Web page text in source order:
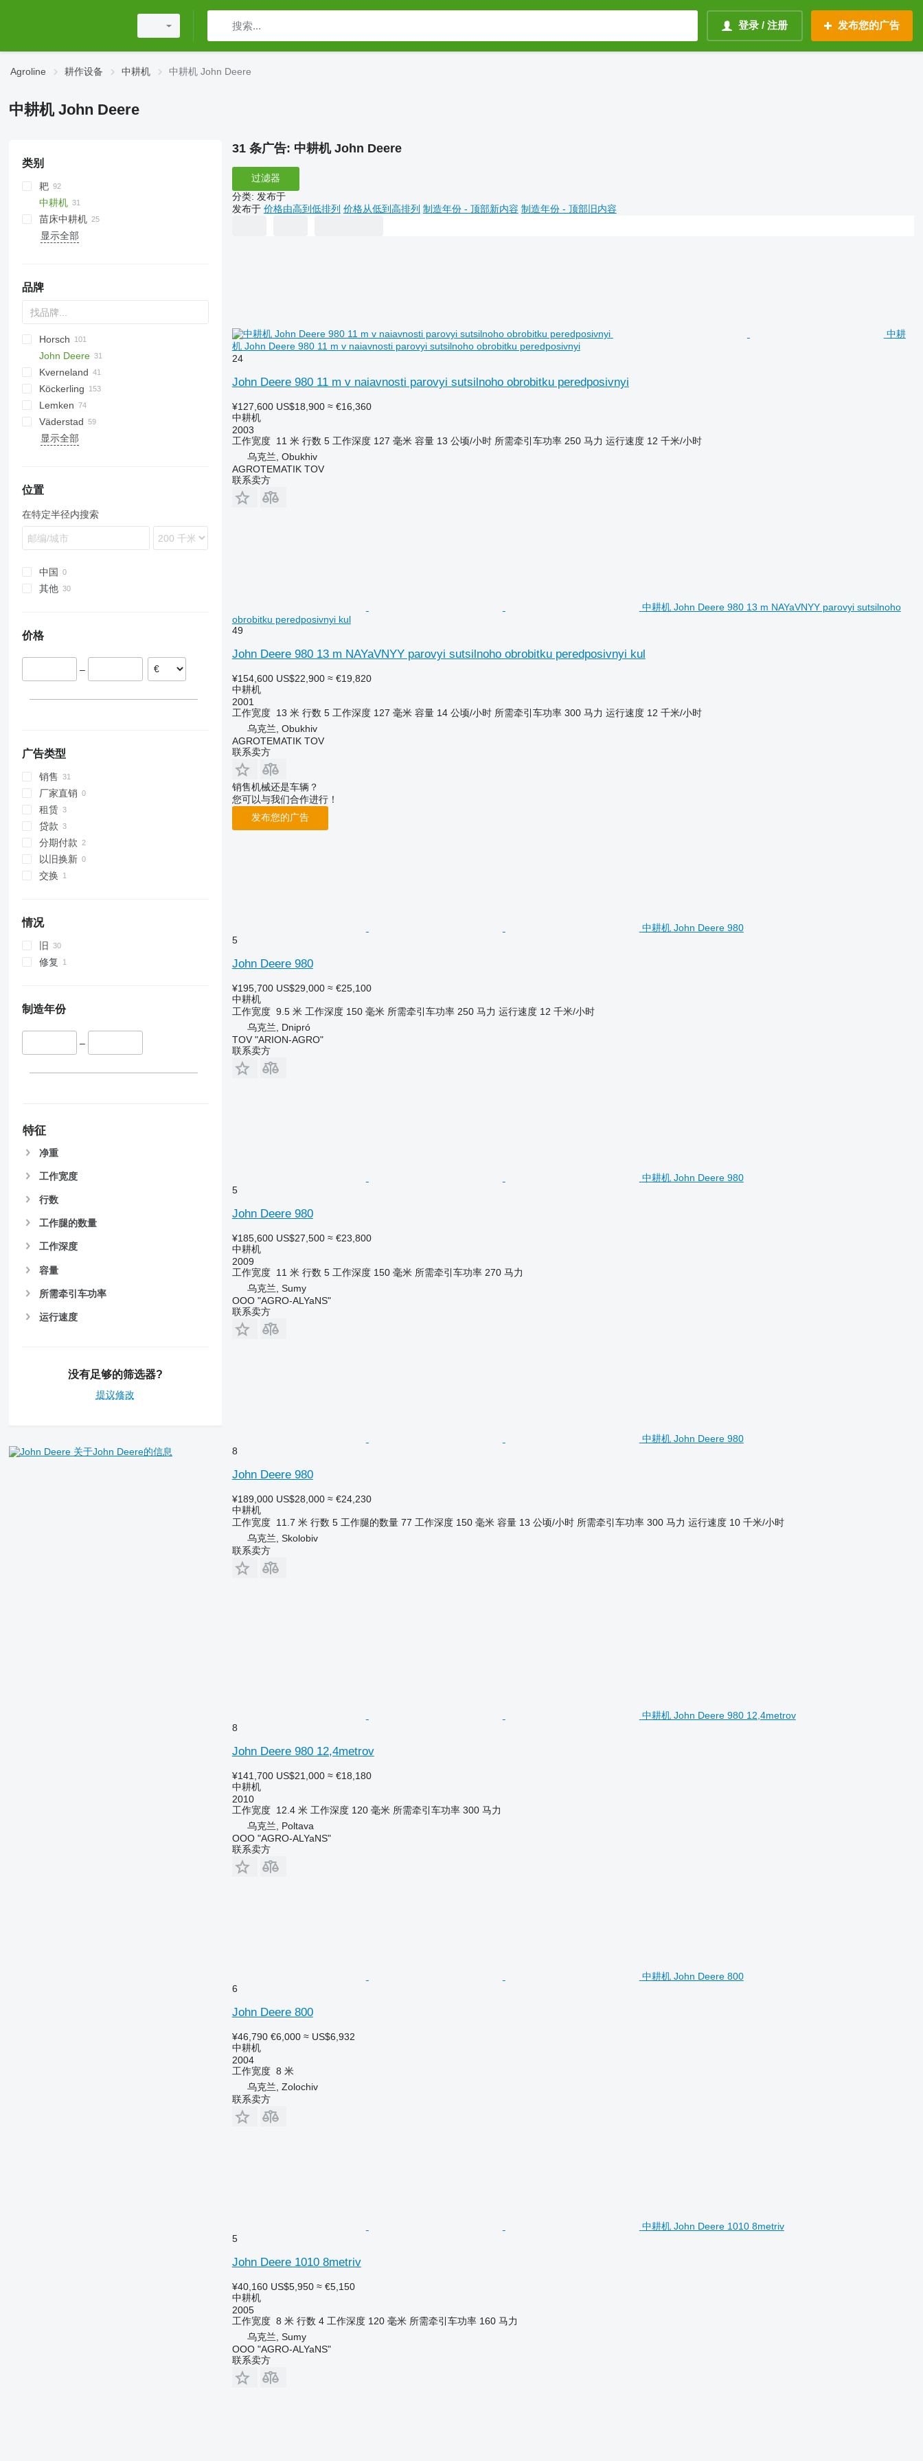
登录 / 注册 发布您的广告
Agroline 耕作设备 中耕机 中耕机 John Deere
中耕机 John Deere
类别
耙
动力耙
圆盘耙
钉齿耙
中耕机
苗床中耕机
农业压土滚筒其他类型
拖拉机甩刀式割草机
显示全部
品牌
Vibromulch
AU
Cataya
Catros
Cenio
Cenius
Centaur
Centaya
Cobra
Actros RO
Swifter
U-series
Z-series
5710
PENTERRA
4300
Tiger Mate
Tiger Mate
Multiflex
Chopstar
Hurricane
Taifun
Vibrostar
K-series
TGF
FA
Super Maxx
Horsch
Cruiser
Cultro
Finer
Joker
Optipack
Terrano
TF
John Deere
980
2210
Corona
Komet
Stratos
VM
Cultimer
Prolander
Kverneland
Accord
Enduro
TLD
Köckerling
Allrounder
Quadro
Trio
Lemken
Gigant
Karat
Smaragd
DC
Flexcare V
Fox
HV
Corvus
GHF
AllStar
GE
ATLAS
KPG
Väderstad
BioDrill
Swift
TopDown
Field Profi
显示全部
位置
在特定半径内搜索
中国
其他
价格
–
广告类型
销售
厂家直销
租赁
贷款
分期付款
以旧换新
交换
情况
旧
修复
制造年份
–
特征
净重
工作宽度
行数
工作腿的数量
工作深度
容量
所需牵引车功率
运行速度
没有足够的筛选器?
提议修改
关于John Deere的信息
31 条广告: 中耕机 John Deere
过滤器
分类: 发布于
发布于 价格由高到低排列 价格从低到高排列 制造年份 - 顶部新内容 制造年份 - 顶部旧内容
中耕
机 John Deere 980 11 m v naiavnosti parovyi sutsilnoho obrobitku peredposivnyi
24
John Deere 980 11 m v naiavnosti parovyi sutsilnoho obrobitku peredposivnyi
¥127,600 US$18,900 ≈ €16,360
中耕机
2003
工作宽度 11 米 行数 5 工作深度 127 毫米 容量 13 公顷/小时 所需牵引车功率 250 马力 运行速度 12 千米/小时
乌克兰, Obukhiv
AGROTEMATIK TOV
联系卖方
中耕机 John Deere 980 13 m NAYaVNYY parovyi sutsilnoho
obrobitku peredposivnyi kul
49
John Deere 980 13 m NAYaVNYY parovyi sutsilnoho obrobitku peredposivnyi kul
¥154,600 US$22,900 ≈ €19,820
中耕机
2001
工作宽度 13 米 行数 5 工作深度 127 毫米 容量 14 公顷/小时 所需牵引车功率 300 马力 运行速度 12 千米/小时
乌克兰, Obukhiv
AGROTEMATIK TOV
联系卖方
销售机械还是车辆？
您可以与我们合作进行！
发布您的广告
中耕机 John Deere 980
5
John Deere 980
¥195,700 US$29,000 ≈ €25,100
中耕机
工作宽度 9.5 米 工作深度 150 毫米 所需牵引车功率 250 马力 运行速度 12 千米/小时
乌克兰, Dnipró
TOV "ARION-AGRO"
联系卖方
中耕机 John Deere 980
5
John Deere 980
¥185,600 US$27,500 ≈ €23,800
中耕机
2009
工作宽度 11 米 行数 5 工作深度 150 毫米 所需牵引车功率 270 马力
乌克兰, Sumy
OOO "AGRO-ALYaNS"
联系卖方
中耕机 John Deere 980
8
John Deere 980
¥189,000 US$28,000 ≈ €24,230
中耕机
工作宽度 11.7 米 行数 5 工作腿的数量 77 工作深度 150 毫米 容量 13 公顷/小时 所需牵引车功率 300 马力 运行速度 10 千米/小时
乌克兰, Skolobiv
联系卖方
中耕机 John Deere 980 12,4metrov
8
John Deere 980 12,4metrov
¥141,700 US$21,000 ≈ €18,180
中耕机
2010
工作宽度 12.4 米 工作深度 120 毫米 所需牵引车功率 300 马力
乌克兰, Poltava
OOO "AGRO-ALYaNS"
联系卖方
中耕机 John Deere 800
6
John Deere 800
¥46,790 €6,000 ≈ US$6,932
中耕机
2004
工作宽度 8 米
乌克兰, Zolochiv
联系卖方
中耕机 John Deere 1010 8metriv
5
John Deere 1010 8metriv
¥40,160 US$5,950 ≈ €5,150
中耕机
2005
工作宽度 8 米 行数 4 工作深度 120 毫米 所需牵引车功率 160 马力
乌克兰, Sumy
OOO "AGRO-ALYaNS"
联系卖方